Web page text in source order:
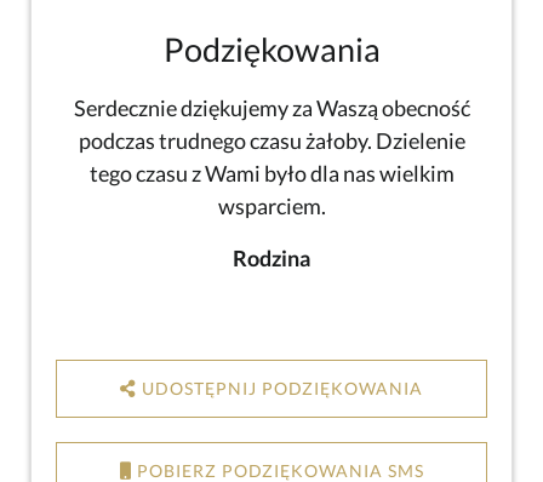
Podziękowania
Serdecznie dziękujemy za Waszą obecność
podczas trudnego czasu żałoby. Dzielenie
tego czasu z Wami było dla nas wielkim
wsparciem.
Rodzina
UDOSTĘPNIJ PODZIĘKOWANIA
POBIERZ PODZIĘKOWANIA SMS